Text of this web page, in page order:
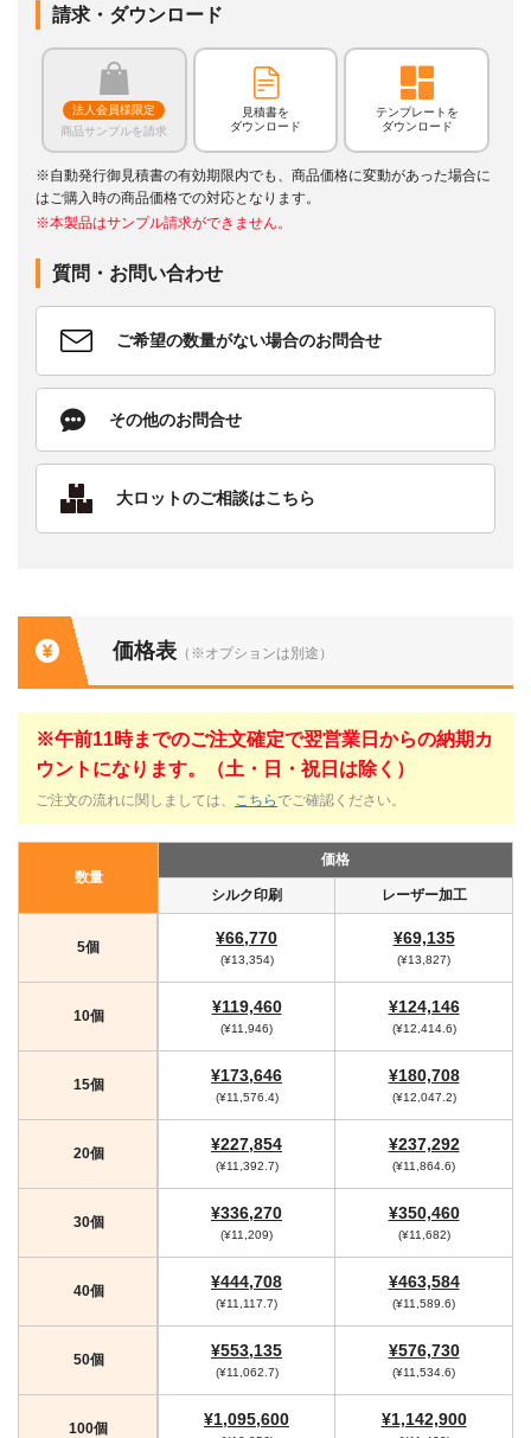
請求・ダウンロード
法人会員様限定
商品サンプルを請求
見積書を
ダウンロード
テンプレートを
ダウンロード
※自動発行御見積書の有効期限内でも、商品価格に変動があった場合に
はご購入時の商品価格での対応となります。
※本製品はサンプル請求ができません。
質問・お問い合わせ
ご希望の数量がない場合のお問合せ
その他のお問合せ
大ロットのご相談はこちら
価格表 （※オプションは別途）
※午前11時までのご注文確定で翌営業日からの納期カ
ウントになります。（土・日・祝日は除く）
ご注文の流れに関しましては、 こちら でご確認ください。
数量
価格
シルク印刷 レーザー加工
5個 ¥66,770
(¥13,354)
¥69,135
(¥13,827)
10個 ¥119,460
(¥11,946)
¥124,146
(¥12,414.6)
15個 ¥173,646
(¥11,576.4)
¥180,708
(¥12,047.2)
20個 ¥227,854
(¥11,392.7)
¥237,292
(¥11,864.6)
30個 ¥336,270
(¥11,209)
¥350,460
(¥11,682)
40個 ¥444,708
(¥11,117.7)
¥463,584
(¥11,589.6)
50個 ¥553,135
(¥11,062.7)
¥576,730
(¥11,534.6)
100個 ¥1,095,600 ¥1,142,900